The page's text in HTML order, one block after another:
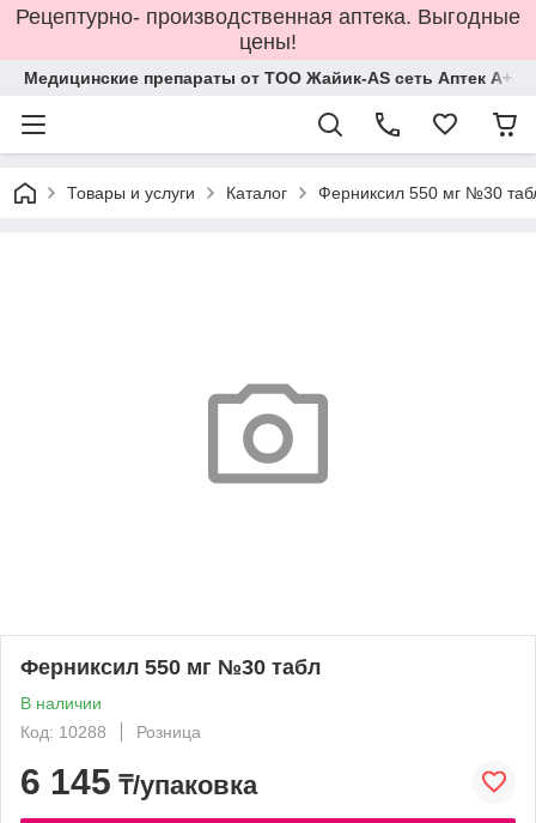
Рецептурно- производственная аптека. Выгодные
цены!
Медицинские препараты от ТОО Жайик-AS сеть Аптек А+
Товары и услуги Каталог Ферниксил 550 мг №30
Ферниксил 550 мг №30 табл
В наличии
Код: 10288
Розница
6 145 ₸/упаковка